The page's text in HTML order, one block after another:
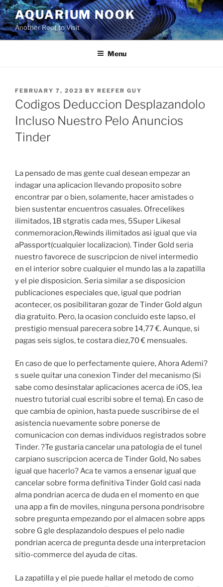
Skip
to
content
AQUARIUM NOOK
Another Reef to Visit
Menu
POSTED
ON
FEBRUARY 7, 2023 BY REEFER GUY
Codigos Deduccion Desplazandolo
Incluso Nuestro Pelo Anuncios
Tinder
La pensado de mas gente cual desean empezar an
indagar una aplicacion llevando proposito sobre
encontrar par o bien, solamente, hacer amistades o
bien sustentar encuentros casuales. Ofrecelikes
ilimitados, 1B stgratis cada mes, 5Super Likesal
conmemoracion,Rewinds ilimitados asi­ igual que via
aPassport(cualquier localizacion). Tinder Gold seri­a
nuestro favorece de suscripcion de nivel intermedio
en el interior sobre cualquier el mundo las a la zapatilla
y el pie disposicion. Seri­a similar a se disposicion
publicaciones especiales que, igual que podri­an
acontecer, os posibilitaran gozar de Tinder Gold algun
dia gratuito. Pero, la ocasion conclui­do este lapso, el
prestigio mensual parecera sobre 14,77 €. Aunque, si
pagas seis siglos, te costara diez,70 € mensuales.
En caso de que lo perfectamente quiere, Ahora Ademi?
s suele quitar una conexion Tinder del mecanismo (Si
sabe como desinstalar aplicaciones acerca de iOS, lea
nuestro tutorial cual escribi sobre el tema). En caso de
que cambia de opinion, hasta puede suscribirse de el
asistencia nuevamente sobre ponerse de
comunicacion con demas individuos registrados sobre
Tinder. ?Te gustaria cancelar una patologi­a de el tunel
carpiano suscripcion acerca de Tinder Gold, No sabes
igual que hacerlo? Aca te vamos a ensenar igual que
cancelar sobre forma definitiva Tinder Gold casi nada
alma pondri­an acerca de duda en el momento en que
una app a fin de moviles, ninguna persona pondri­sobre
sobre pregunta empezando por el almacen sobre apps
sobre G gle desplazandolo despues el pelo nadie
pondri­an acerca de pregunta desde una interpretacion
sitio-commerce del ayuda de citas.
La zapatilla y el pie puede hallar el metodo de como